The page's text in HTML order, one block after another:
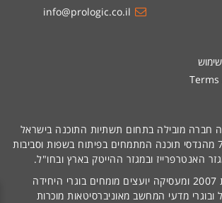
Terms
info@prologic.co.il
חברה מובילה בתחום תשתיות התוכנה בישראל
המונה כיום מעל 700 מהנדסי תוכנה המתמחים בפיתוח בשפות וסביבות
האנטרפרייז ובמגזר ההייטק בארץ ובחו"ל.
החברה נוסדה בשנת 2007 ומעסיקה יועצים מומחים בוגרי היחידה
מדעי המחשב מאוניברסיטאות מוכרות